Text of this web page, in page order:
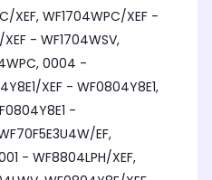
XEF, WF1704WPC/XEF -
- WF1704WSV,
0004 -
XEF - WF0804Y8E1,
-
EF,
- WF8804LPH/XEF,